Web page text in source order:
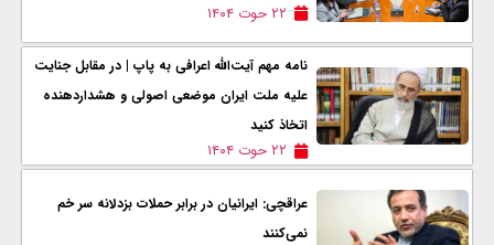
۲۲ حوت ۱۴۰۴
نامه مهم آیت‌الله اعرافی به پاپ | در مقابل جنایت
علیه ملت ایران موضعی اصولی و هشداردهنده
اتخاذ کنید
۲۲ حوت ۱۴۰۴
عراقچی: ایرانیان در برابر حملات بزدلانه سر خم
نمی‌کنند